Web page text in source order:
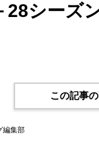
28シーズ
この記事
編集部